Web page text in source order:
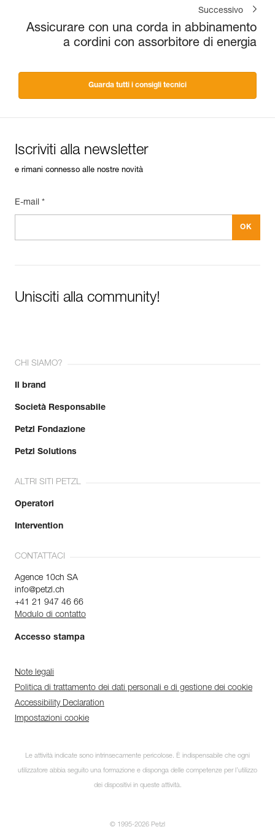
Successivo
Assicurare con una corda in abbinamento
a cordini con assorbitore di energia
Guarda tutti i consigli tecnici
Iscriviti alla newsletter
e rimani connesso alle nostre novità
E-mail *
Unisciti alla community!
CHI SIAMO?
Il brand
Società Responsabile
Petzl Fondazione
Petzl Solutions
ALTRI SITI PETZL
Operatori
Intervention
CONTATTACI
Agence 10ch SA
info@petzl.ch
+41 21 947 46 66
Modulo di contatto
Accesso stampa
Note legali
Politica di trattamento dei dati personali e di gestione dei cookie
Accessibility Declaration
Impostazioni cookie
Le attività indicate sono intrinsecamente pericolose. È indispensabile che ogni
utilizzatore abbia seguito una formazione e disponga delle competenze per l’utilizzo
dei dispositivi in queste attività.
© 1995-2026 Petzl